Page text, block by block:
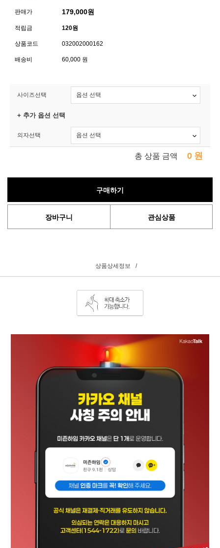
판매가 179,000원
적립금 120원
상품코드 032002000162
배송비 60,000 원
사이즈선택
+ 추가 옵션 선택
의자선택
총 상품 금액 0 원
구매하기
장바구니 관심상품
상품상세정보